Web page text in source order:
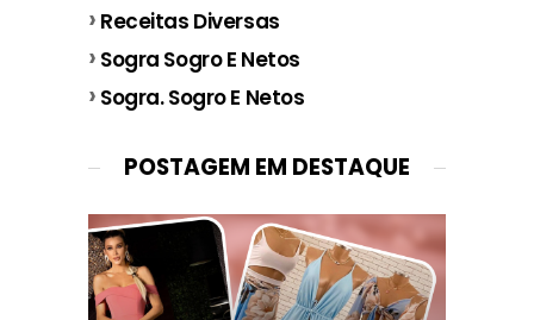
Receitas Diversas
Sogra Sogro E Netos
Sogra. Sogro E Netos
POSTAGEM EM DESTAQUE